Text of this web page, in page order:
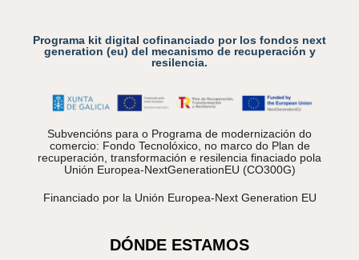
Programa kit digital cofinanciado por los fondos next
generation (eu) del mecanismo de recuperación y
resilencia.
Subvencións para o Programa de modernización do
comercio: Fondo Tecnolóxico, no marco do Plan de
recuperación, transformación e resilencia finaciado pola
Unión Europea-NextGenerationEU (CO300G)
Financiado por la Unión Europea-Next Generation EU
DÓNDE ESTAMOS